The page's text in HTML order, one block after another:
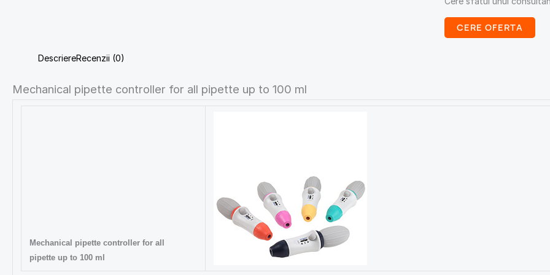
CERE OFERTA
DescriereRecenzii (0)
Mechanical pipette controller for all pipette up to 100 ml
Mechanical pipette controller for all
pipette up to 100 ml